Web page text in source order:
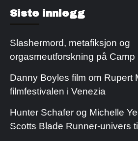
Siste innlegg
Slashermord, metafiksjon og
orgasmeutforskning på Camp
Danny Boyles film om Rupert
filmfestivalen i Venezia
Hunter Schafer og Michelle
Scotts Blade Runner-univers